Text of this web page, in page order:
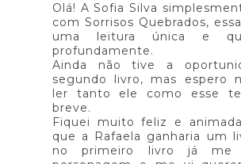
Olá! A Sofia Silva
com Sorrisos Quebrados,
uma leitura única e
profundamente.
Ainda não tive a
segundo livro, mas espero
ler tanto ele como esse
breve.
Fiquei muito feliz e
que a Rafaela ganharia um
no primeiro livro já me